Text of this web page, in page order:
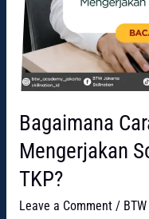
Bagaimana
Mengerjakan
TKP?
Leave a Comment / BTW